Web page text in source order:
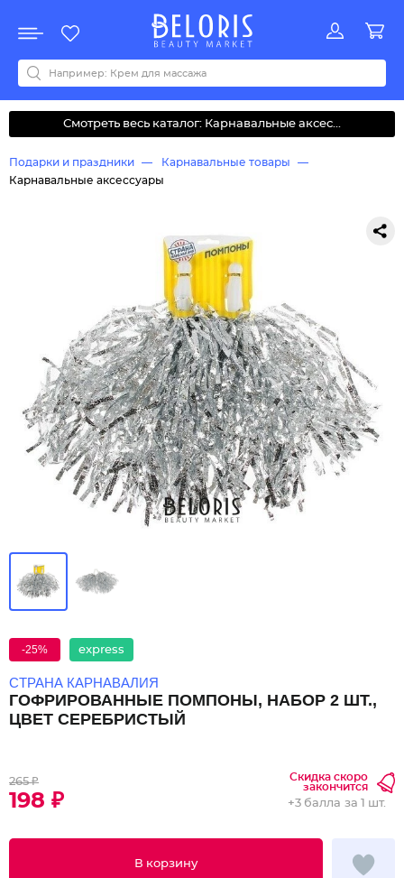
Акции
Все бренды
0-9ABCDEFGHIJKLMNOPQRSTUVWYZАБВДЗИМОКЛНПРСТУФ
Смотреть весь каталог: Карнавальные аксес...
Подарки и праздники
Карнавальные товары
Карнавальные аксессуары
-25% express
СТРАНА КАРНАВАЛИЯ
ГОФРИРОВАННЫЕ ПОМПОНЫ, НАБОР 2 ШТ.,
ЦВЕТ СЕРЕБРИСТЫЙ
265 ₽
198 ₽
Скидка скоро
закончится
В корзину
+3 балла за 1 шт.